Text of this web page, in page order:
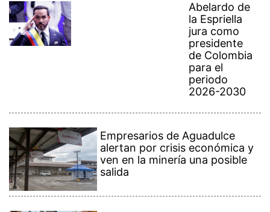
Abelardo de
la Espriella
jura como
presidente
de Colombia
para el
periodo
2026-2030
Empresarios de Aguadulce
alertan por crisis económica y
ven en la minería una posible
salida